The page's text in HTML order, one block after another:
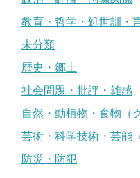
教育・哲学・処世訓・
未分類
歴史・郷土
社会問題・批評・雑感
自然・動植物・食物（
芸術・科学技術・芸能
防災・防犯